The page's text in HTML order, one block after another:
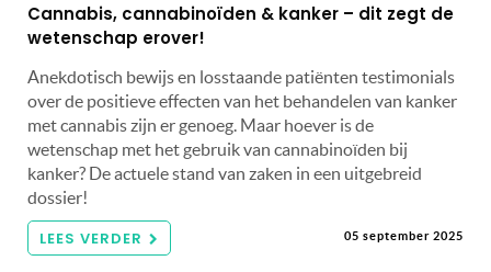
Cannabis, cannabinoïden & kanker – dit zegt de
wetenschap erover!
Anekdotisch bewijs en losstaande patiënten testimonials
over de positieve effecten van het behandelen van kanker
met cannabis zijn er genoeg. Maar hoever is de
wetenschap met het gebruik van cannabinoïden bij
kanker? De actuele stand van zaken in een uitgebreid
dossier!
LEES VERDER 05 september 2025